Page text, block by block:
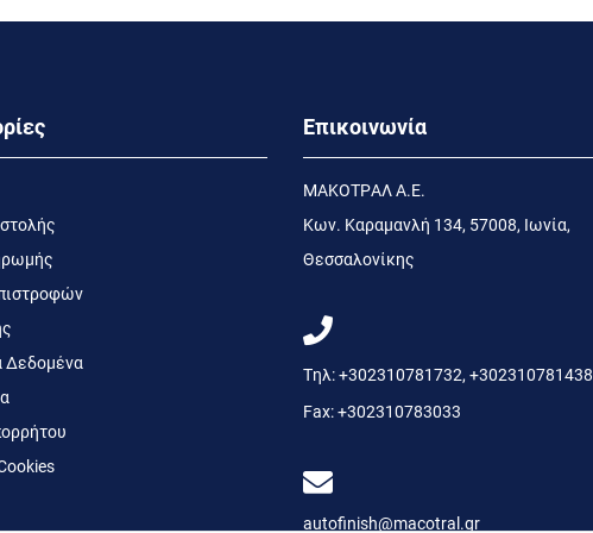
Δεδομένα
Επικοινωνία
MΑΚΟΤΡΑΛ Α.Ε.
Kων. Kαραμανλή 134, 57008, Ιωνία,
Θεσσαλονίκης
Τηλ:+302310781732, +302310781438
Fax:+302310783033
autofinish@macotral.gr